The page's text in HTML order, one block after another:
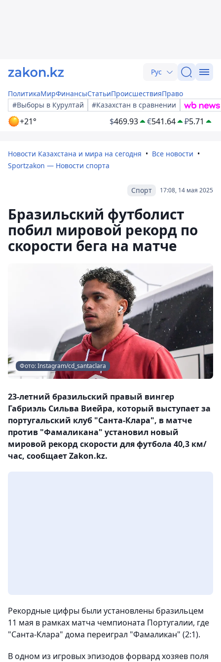
Рус
ПолитикаМирФинансыСтатьиПроисшествияПраво
#Выборы в Курултай
#Казахстан в сравнении
+21° $469.93 €541.64 ₽5.71
Новости Казахстана и мира на сегодня
Все новости
Sportzakon — Новости спорта
17:08, 14 мая 2025
Спорт
Бразильский футболист
побил мировой рекорд по
скорости бега на матче
Фото: Instagram/cd_santaclara
23-летний бразильский правый вингер
Габриэль Сильва Виейра, который выступает за
португальский клуб "Санта-Клара", в матче
против "Фамаликана" установил новый
мировой рекорд скорости для футбола 40,3 км/
час, сообщает Zakon.kz.
Рекордные цифры были установлены бразильцем
11 мая в рамках матча чемпионата Португалии, где
"Санта-Клара" дома переиграл "Фамаликан" (2:1).
В одном из игровых эпизодов форвард хозяев поля